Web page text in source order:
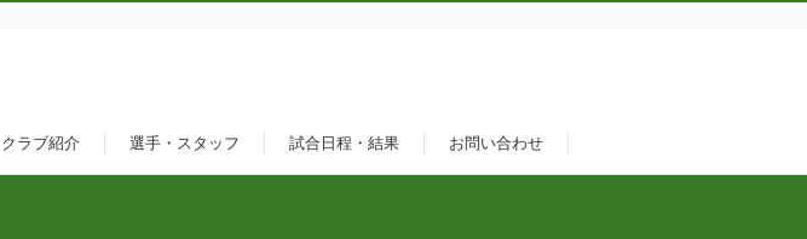
クラブ紹介 選手・スタッフ 試合日程・結果 お問い合わせ